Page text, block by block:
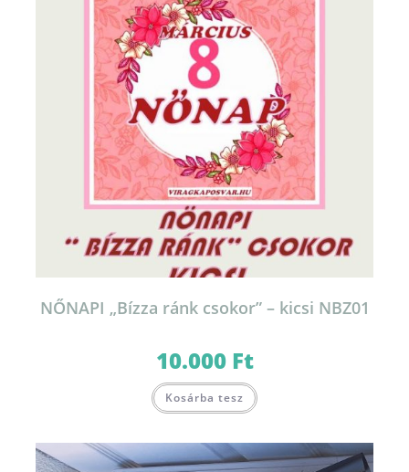
NŐNAPI „Bízza ránk csokor” – kicsi NBZ01
10.000 Ft
Kosárba tesz